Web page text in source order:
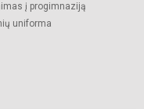
į progimnaziją
uniforma